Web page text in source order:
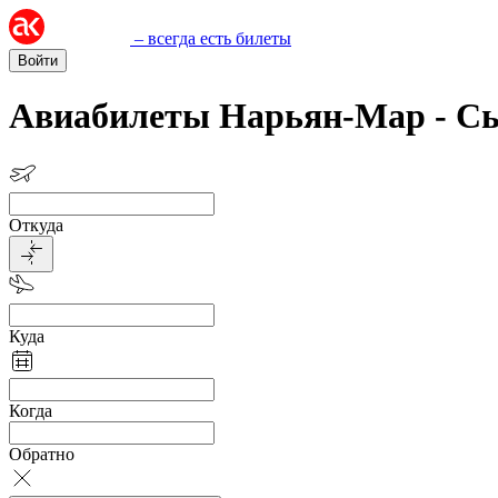
– всегда есть билеты
Войти
Авиабилеты Нарьян-Мар -
Откуда
Куда
Когда
Обратно